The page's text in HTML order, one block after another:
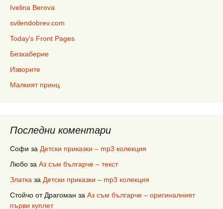
Ivelina Berova
svilendobrev.com
Today's Front Pages
Безхаберие
Изворите
Малкият принц
Последни коментари
Софи за Детски приказки – mp3 колекция
Любо за Аз съм българче – текст
Златка за Детски приказки – mp3 колекция
Стойчо от Драгоман за Аз съм българче – оригиналният
първи куплет